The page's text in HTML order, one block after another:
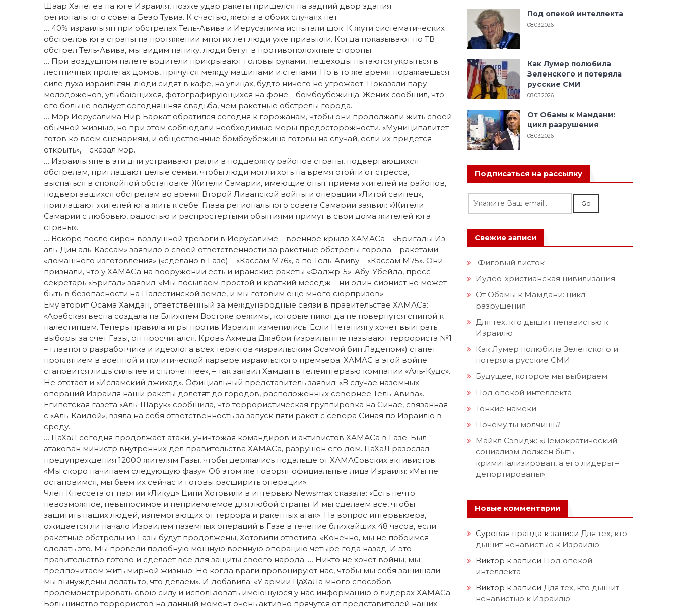
Шаар Ханегев на юге Израиля, позже удар ракеты пришелся на задний двор здания
регионального совета Беэр Тувиа. К счастью, жертв в обоих случаях нет.
… 40% израильтян при обстрелах Тель-Авива и Иерусалима испытали шок. К жути систематических
обстрелов юга страны на протяжении многих лет люди уже привыкли. Когда показывают по ТВ
обстрел Тель-Авива, мы видим панику, люди бегут в противоположные стороны.
… При воздушном налете водители прикрывают головы руками, пешеходы пытаются укрыться в
лестничных пролетах домов, прячутся между машинами и стенами. Но в то же время поражаешься
силе духа израильтян: люди сидят в кафе, на улицах, будто ничего не угрожает. Показали пару
молодоженов, улыбающихся, фотографирующихся на фоне… бомбоубежища. Жених сообщил, что
его больше волнует сегодняшняя свадьба, чем ракетные обстрелы города.
… Мэр Иерусалима Нир Баркат обратился сегодня к горожанам, чтобы они продолжали жить своей
обычной жизнью, но при этом соблюдали необходимые меры предосторожности. «Муниципалитет
готов ко всем сценариям, и общественные бомбоубежища готовы на случай, если их придется
открыть», – сказал мэр.
… Израильтяне в эти дни устраивают ралли в поддержку районов страны, подвергающихся
обстрелам, приглашают целые семьи, чтобы люди могли хоть на время отойти от стресса,
выспаться в спокойной обстановке. Жители Самарии, имеющие опыт приема жителей из районов,
подвергавшихся обстрелам во время Второй Ливанской войны и операции «Литой свинец»,
приглашают жителей юга жить к себе. Глава регионального совета Самарии заявил: «Жители
Самарии с любовью, радостью и распростертыми объятиями примут в свои дома жителей юга
страны».
… Вскоре после сирен воздушной тревоги в Иерусалиме – военное крыло ХАМАСа – «Бригады Из-
аль-Дин аль-Кассам» заявило о своей ответственности за ракетные обстрелы города – ракетами
«домашнего изготовления» («сделано в Газе) – «Кассам М76», а по Тель-Авиву – «Кассам М75». Они
признали, что у ХАМАСа на вооружении есть и иранские ракеты «Фаджр-5». Абу-Убейда, пресс-
секретарь «Бригад» заявил: «Мы посылаем простой и краткий меседж – ни один сионист не может
быть в безопасности на Палестинской земле, и мы готовим еще много сюрпризов».
Ему вторит Осама Хамдан, ответственный за международные связи в правительстве ХАМАСа:
«Арабская весна создала на Ближнем Востоке режимы, которые никогда не повернутся спиной к
палестинцам. Теперь правила игры против Израиля изменились. Если Нетаниягу хочет выиграть
выборы за счет Газы, он просчитался. Кровь Ахмеда Джабри (израильтяне называют террориста №1
– главного разработчика и идеолога всех терактов «израильским Осамой бин Ладеном») станет
проклятием в военной и политической карьере израильского премьера. ХАМАС в этой войне
становится лишь сильнее и сплоченнее», – так заявил Хамдан в телеинтервью компании «Аль-Кудс».
Не отстает и «Исламский джихад». Официальный представитель заявил: «В случае наземных
операций Израиля наши ракеты долетят до городов, расположенных севернее Тель-Авива».
Египетская газета «Аль-Шарук» сообщила, что террористическая группировка на Синае, связанная
с «Аль-Каидой», взяла на себя ответственность за запуск пяти ракет с севера Синая по Израилю в
среду.
… ЦаХаЛ сегодня продолжает атаки, уничтожая командиров и активистов ХАМАСа в Газе. Был
атакован министр внутренних дел правительства ХАМАСа, разрушен его дом. ЦаХаЛ разослал
предупреждения 12000 жителям Газы, чтобы держались подальше от ХАМАСовских активистов:
«Мы скоро начинаем следующую фазу». Об этом же говорят официальные лица Израиля: «Мы не
остановимся, мы бьем их сейчас и готовы расширить операции».
Член Кнессета от партии «Ликуд» Ципи Хотовили в интервью Newsmax сказала: «Есть нечто
невозможное, невыносимое и неприемлемое для любой страны. И мы сделаем все, чтобы
защитить наших людей, изнемогающих от террора и ракетных атак». На вопрос интервьюера,
ожидается ли начало Израилем наземных операций в Газе в течение ближайших 48 часов, если
ракетные обстрелы из Газы будут продолжены, Хотовили ответила: «Конечно, мы не побоимся
сделать это. Мы провели подобную мощную военную операцию четыре года назад. И это
правительство готово и сделает все для защиты своего народа. … Никто не хочет войны, мы
предпочитаем жить мирной жизнью. Но когда враги провоцируют нас, чтобы мы себя защищали –
мы вынуждены делать то, что делаем». И добавила: «У армии ЦаХаЛа много способов
продемонстрировать свою силу и использовать имеющуюся у нас информацию о лидерах ХАМАСа.
Большинство террористов на данный момент очень активно прячутся от представителей наших
Под опекой интеллекта
08.03.2026
Как Лумер полюбила
Зеленского и потеряла
русские СМИ
08.03.2026
От Обамы к Мамдани:
цикл разрушения
08.03.2026
Подписаться на рассылку
Свежие записи
Фиговый листок
Иудео-христианская цивилизация
От Обамы к Мамдани: цикл
разрушения
Для тех, кто дышит ненавистью к
Израилю
Как Лумер полюбила Зеленского и
потеряла русские СМИ
Будущее, которое мы выбираем
Под опекой интеллекта
Тонкие намёки
Почему ты молчишь?
Майкл Сэвидж: «Демократический
социализм должен быть
криминализирован, а его лидеры –
депортированы»
Новые комментарии
Суровая правда к записи Для тех, кто
дышит ненавистью к Израилю
Виктор к записи Под опекой
интеллекта
Виктор к записи Для тех, кто дышит
ненавистью к Израилю